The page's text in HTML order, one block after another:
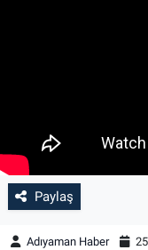
Paylaş
Adıyaman Haber
Eğitim
Ekonomi